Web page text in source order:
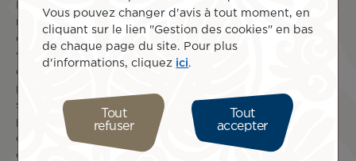
rendez-vous au
Golden Gate Bridge
quarantaine de minutes de l’aéroport SFO. Vous pourrez
voir ce pont iconique depuis de nombreux points de vue
dans la ville, et partir à sa découverte en le traversant
pour admirer la vue sur toute la baie. D’ici, vous aurez vue
sur un autre incontournable de la ville : Alcatraz. N’hésitez
pas à ajouter la visite de cette célèbre prison à votre liste
de voyage. Cette expérience unique vous permettra de
découvrir l’histoire de San Francisco et de la Californie.
Vous pouvez changer d'avis à tout moment, en
cliquant sur le lien "Gestion des cookies" en bas
de chaque page du site. Pour plus
d'informations, cliquez ici.
Tout
refuser
Tout
accepter